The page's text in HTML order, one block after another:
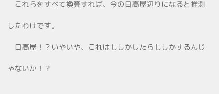
これらをすべて換算すれば、今の日高屋辺りになると推測
したわけです。
日高屋！？いやいや、これはもしかしたらもしかするんじ
ゃないか！？